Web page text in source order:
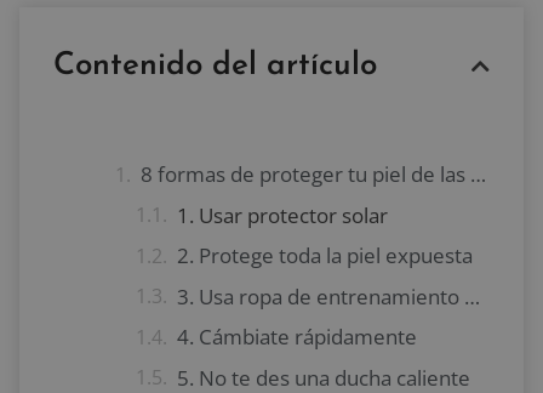
Contenido del artículo
8 formas de proteger tu piel de las bajas temperaturas al entrenar
1. Usar protector solar
2. Protege toda la piel expuesta
3. Usa ropa de entrenamiento a prueba de viento y humedad
4. Cámbiate rápidamente
5. No te des una ducha caliente